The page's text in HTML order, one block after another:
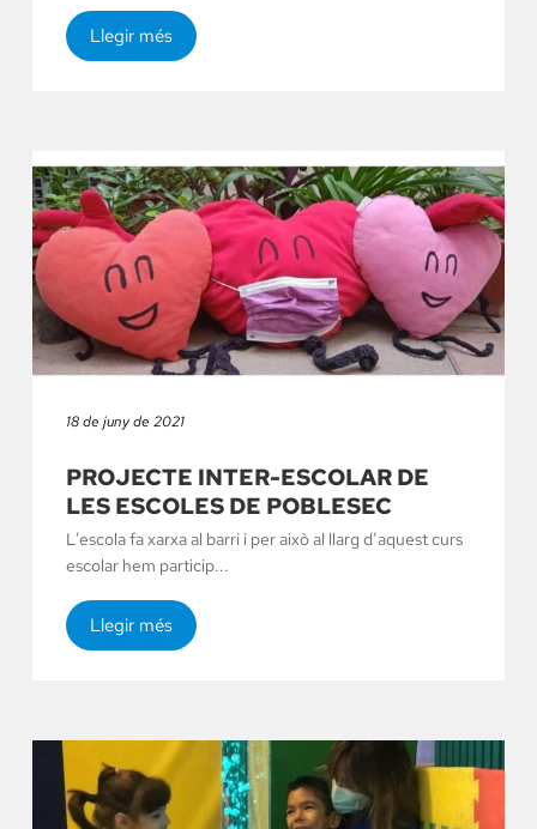
Llegir més
18 de juny de 2021
PROJECTE INTER-ESCOLAR DE
LES ESCOLES DE POBLESEC
L’escola fa xarxa al barri i per això al llarg d’aquest curs
escolar hem particip...
Llegir més